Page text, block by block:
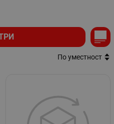
По уместност